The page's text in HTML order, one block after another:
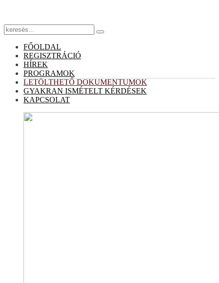
FŐOLDAL
REGISZTRÁCIÓ
HÍREK
PROGRAMOK
LETÖLTHETŐ DOKUMENTUMOK
GYAKRAN ISMÉTELT KÉRDÉSEK
KAPCSOLAT